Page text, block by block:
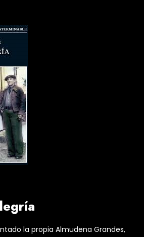
la propia Almudena Grandes,